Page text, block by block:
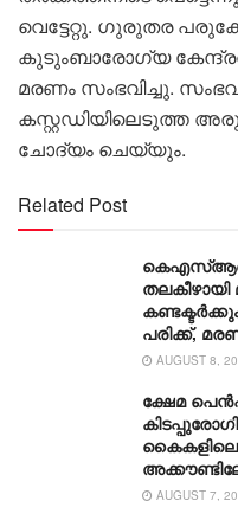
വെട്ടേറ്റു. ഗുരുതര
കുടുംബാരോഗ്യ
മരണം സംഭവിച്ചു.
കസ്റ്റഡിയിലെടുത്ത
ചോദ്യം ചെയ്യും.
Related Post
പരിക്ക്,
AUGUST 8,
ക്ഷേമ
AUGUST 7,